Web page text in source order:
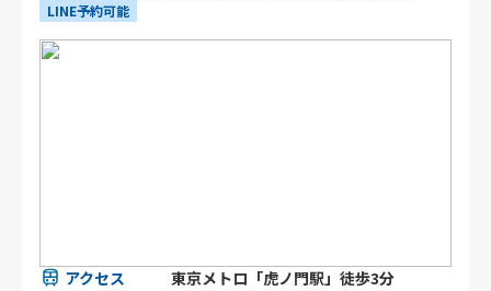
LINE予約可能
アクセス 東京メトロ「虎ノ門駅」徒歩3分